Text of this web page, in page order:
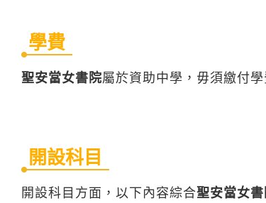
學費
聖安當女書院屬於資助中學，毋須繳付學
開設科目
開設科目方面，以下內容綜合聖安當女